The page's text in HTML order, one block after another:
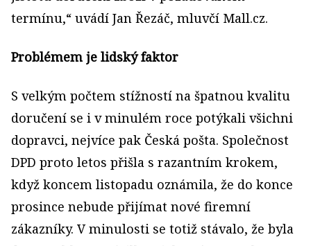
termínu,“ uvádí Jan Řezáč, mluvčí Mall.cz.
Problémem je lidský faktor
S velkým počtem stížností na špatnou kvalitu
doručení se i v minulém roce potýkali všichni
dopravci, nejvíce pak Česká pošta. Společnost
DPD proto letos přišla s razantním krokem,
když koncem listopadu oznámila, že do konce
prosince nebude přijímat nové firemní
zákazníky. V minulosti se totiž stávalo, že byla